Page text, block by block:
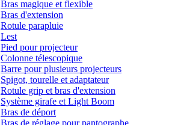
Bras magique et flexible
Bras d'extension
Rotule parapluie
Lest
Pied pour projecteur
Colonne télescopique
Barre pour plusieurs projecteurs
Spigot, tourelle et adaptateur
Rotule grip et bras d'extension
Système girafe et Light Boom
Bras de déport
Bras de réglage pour pantographe